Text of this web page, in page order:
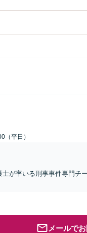
（平日）
が率いる刑事事件専門チ
メールで